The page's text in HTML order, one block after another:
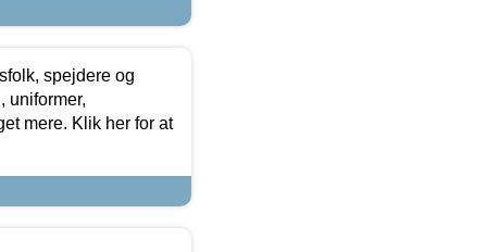
spejdere og
uniformer,
mere. Klik her for at